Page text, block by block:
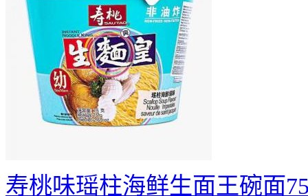
寿桃味瑶柱海鲜生面王碗面